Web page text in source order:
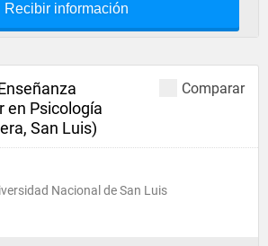
Recibir información
Comparar
en Psicología
San Luis)
Nacional de San Luis